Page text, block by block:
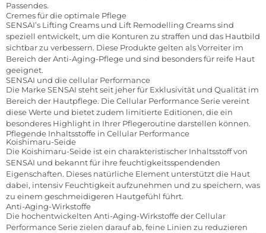
Passendes.
Cremes für die optimale Pflege
SENSAI’s Lifting Creams und Lift Remodelling Creams sind
speziell entwickelt, um die Konturen zu straffen und das Hautbild
sichtbar zu verbessern. Diese Produkte gelten als Vorreiter im
Bereich der Anti-Aging-Pflege und sind besonders für reife Haut
geeignet.
SENSAI und die cellular Performance
Die MarkeSENSAI steht seit jeher für Exklusivität und Qualität im
Bereich der Hautpflege. Die Cellular Performance Serie vereint
diese Werte und bietet zudem limitierte Editionen, die ein
besonderes Highlight in Ihrer Pflegeroutine darstellen können.
Pflegende Inhaltsstoffe in Cellular Performance
Koishimaru-Seide
Die Koishimaru-Seide ist ein charakteristischer Inhaltsstoff von
SENSAI und bekannt für ihre feuchtigkeitsspendenden
Eigenschaften. Dieses natürliche Element unterstützt die Haut
dabei, intensiv Feuchtigkeit aufzunehmen und zu speichern, was
zu einem geschmeidigeren Hautgefühl führt.
Anti-Aging-Wirkstoffe
Die hochentwickelten Anti-Aging-Wirkstoffe der Cellular
Performance Serie zielen darauf ab, feine Linien zu reduzieren